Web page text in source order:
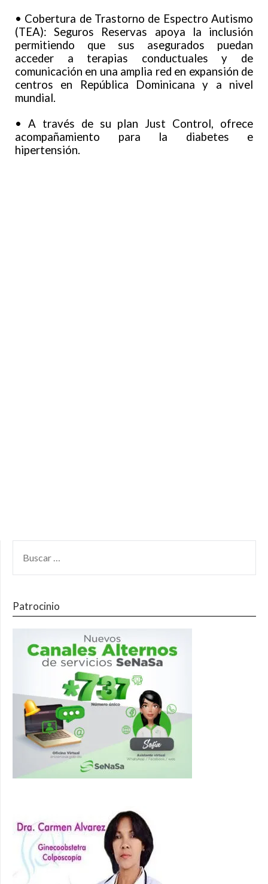
• Cobertura de Trastorno de Espectro Autismo
(TEA): Seguros Reservas apoya la inclusión
permitiendo que sus asegurados puedan
acceder a terapias conductuales y de
comunicación en una amplia red en expansión de
centros en República Dominicana y a nivel
mundial.
• A través de su plan Just Control, ofrece
acompañamiento para la diabetes e
hipertensión.
Patrocinio